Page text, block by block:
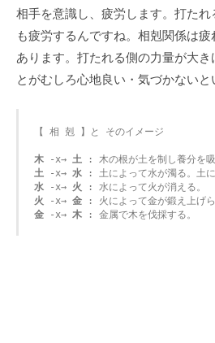
相手を意識し、疲労します。打た
も疲労するんですね。相剋関係は
あります。打たれる側の力量が大き
とがむしろ心地良い・気づかないと
【 相 剋 】と そのイメージ
木 -x→ 土
土 -x→ 水
水 -x→ 火
火 -x→ 金
金 -x→ 木 : 金属で木を伐採する。